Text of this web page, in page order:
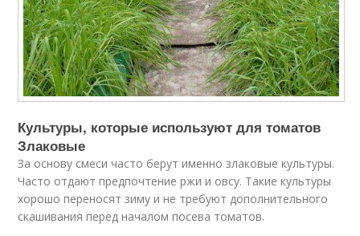
Культуры, которые используют для томатов
Злаковые
За основу смеси часто берут именно злаковые культуры.
Часто отдают предпочтение ржи и овсу. Такие культуры
хорошо переносят зиму и не требуют дополнительного
скашивания перед началом посева томатов.